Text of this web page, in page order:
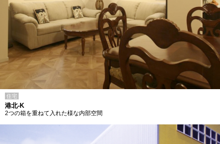
住宅
港北-K
2つの箱を重ねて入れた様な内部空間